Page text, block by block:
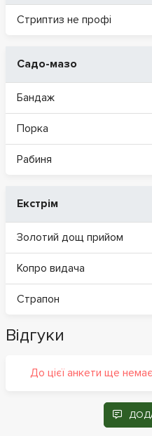
Стриптиз не профі
Садо-мазо
Бандаж
Порка
Рабиня
Екстрім
Золотий дощ прийом
Копро видача
Страпон
Відгуки
До цієї анкети ще